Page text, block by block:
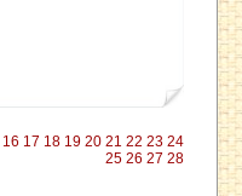
16 17 18 19 20 21 22 23 24
25 26 27 28